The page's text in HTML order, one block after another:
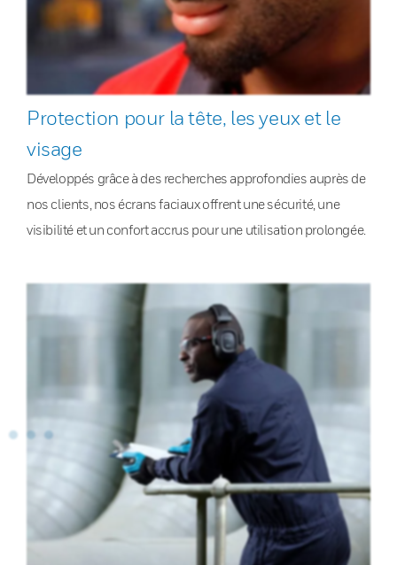
Protection pour la tête, les yeux et le
visage
Développés grâce à des recherches approfondies auprès de
nos clients, nos écrans faciaux offrent une sécurité, une
visibilité et un confort accrus pour une utilisation prolongée.